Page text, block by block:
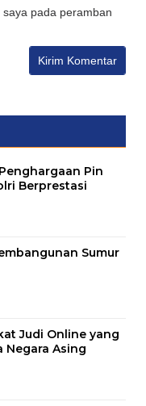
pada peramban
Pin
Berprestasi
Sumur
Judi Online yang
Negara Asing